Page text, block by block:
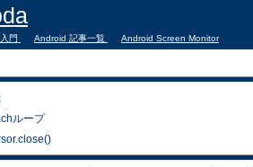
門 Android 記事一覧 Android Screen Monitor
ループ